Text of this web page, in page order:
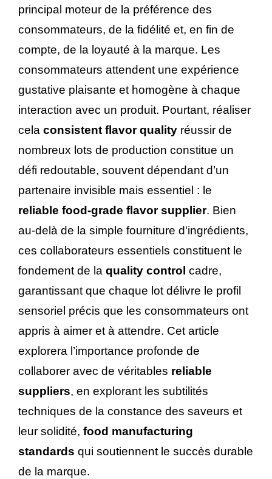
principal moteur de la préférence des
consommateurs, de la fidélité et, en fin de
compte, de la loyauté à la marque. Les
consommateurs attendent une expérience
gustative plaisante et homogène à chaque
interaction avec un produit. Pourtant, réaliser
cela consistent flavor quality réussir de
nombreux lots de production constitue un
défi redoutable, souvent dépendant d’un
partenaire invisible mais essentiel : le
reliable food-grade flavor supplier. Bien
au-delà de la simple fourniture d'ingrédients,
ces collaborateurs essentiels constituent le
fondement de la quality control cadre,
garantissant que chaque lot délivre le profil
sensoriel précis que les consommateurs ont
appris à aimer et à attendre. Cet article
explorera l’importance profonde de
collaborer avec de véritables reliable
suppliers, en explorant les subtilités
techniques de la constance des saveurs et
leur solidité, food manufacturing
standards qui soutiennent le succès durable
de la marque.